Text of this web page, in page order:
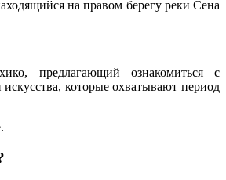
на правом берегу реки Сена
предлагающий ознакомиться с
которые охватывают период